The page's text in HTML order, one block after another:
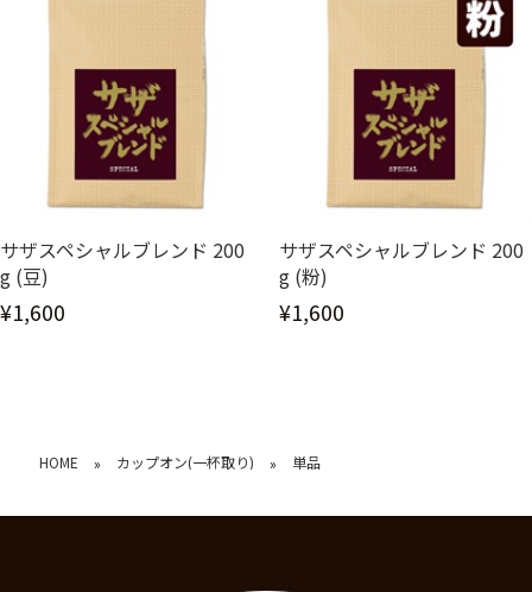
サザスペシャルブレンド 200
g (豆)
¥1,600
サザスペシャルブレンド 200
g (粉)
¥1,600
HOME » カップオン(一杯取り) » 単品